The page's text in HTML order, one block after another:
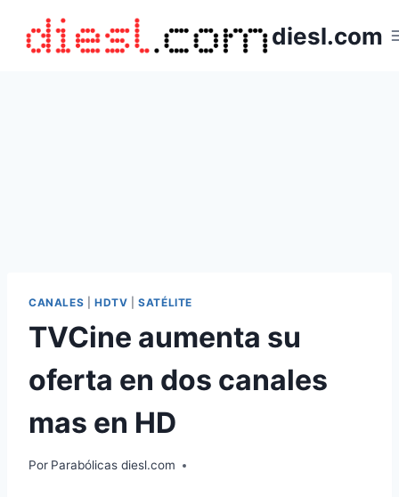
contenido
diesl.com
CANALES HDTV |SATÉLITE
TVCine aumenta su
oferta en dos canales
mas en HD
Por Parabólicas diesl.com